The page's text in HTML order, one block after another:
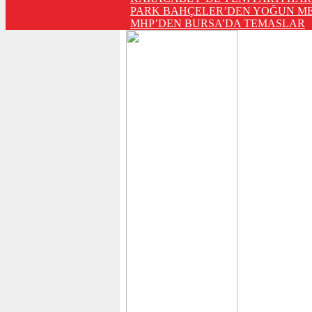
PARK BAHÇELER’DEN YOĞUN
MHP’DEN BURSA’DA TEMASLAR